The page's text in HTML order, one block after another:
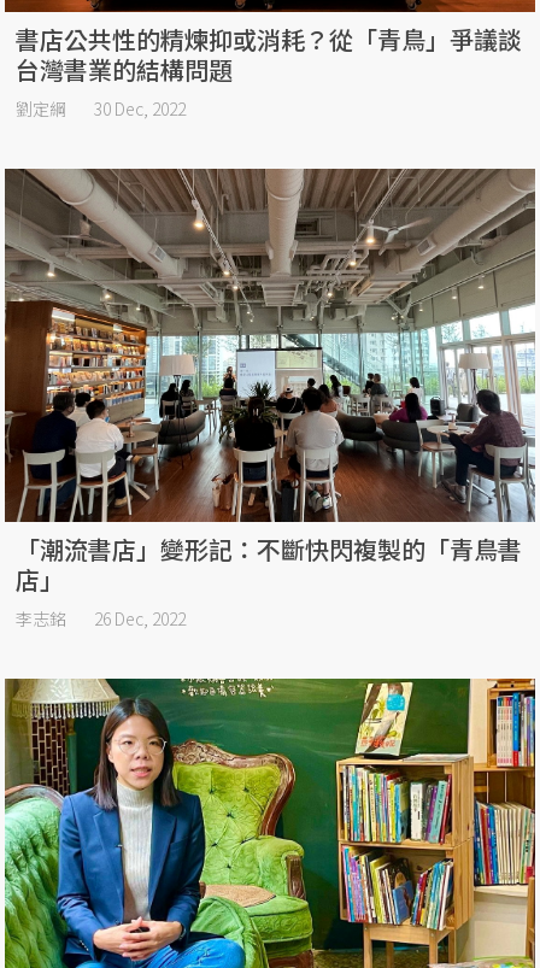
書店公共性的精煉抑或消耗？從「青鳥」爭議談
台灣書業的結構問題
劉定綱 30 Dec, 2022
「潮流書店」變形記：不斷快閃複製的「青鳥書
店」
李志銘 26 Dec, 2022